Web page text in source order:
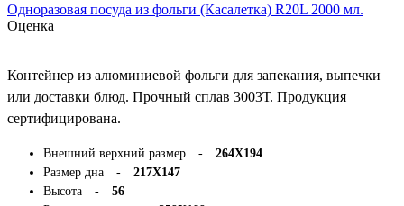
Одноразовая посуда из фольги (Касалетка) R20L 2000 мл.
Оценка
Контейнер из алюминиевой фольги для запекания, выпечки
или доставки блюд. Прочный сплав 3003Т. Продукция
сертифицирована.
Внешний верхний размер - 264Х194
Размер дна - 217Х147
Высота - 56